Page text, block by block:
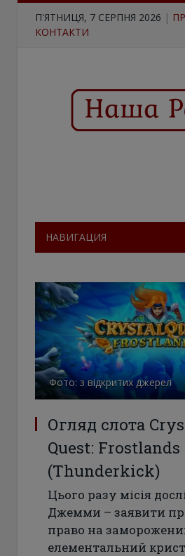
П'ЯТНИЦЯ, 7 СЕРПНЯ 2026 |
КОНТАКТИ
НАВИГАЦИЯ
Фото: з відкритих джерел
Огляд слота
Quest: Frostlands
(Thunderkick)
Цього разу місія
Джемми – заявити
право на
елементальний